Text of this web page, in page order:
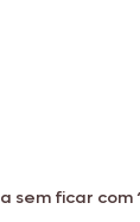
sem ficar com